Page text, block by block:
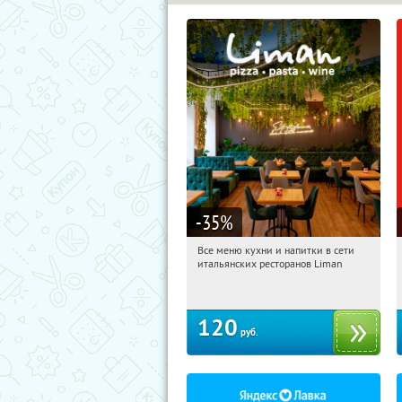
-35%
13:29:48
Купи первым!
Все меню кухни и напитки в сети
итальянских ресторанов Liman
120 руб.